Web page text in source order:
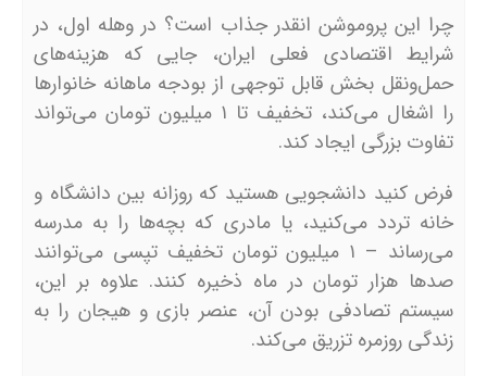
چرا این پروموشن انقدر جذاب است؟ در وهله اول، در
شرایط اقتصادی فعلی ایران، جایی که هزینه‌های
حمل‌ونقل بخش قابل توجهی از بودجه ماهانه خانوارها
را اشغال می‌کند، تخفیف تا ۱ میلیون تومان می‌تواند
تفاوت بزرگی ایجاد کند.
فرض کنید دانشجویی هستید که روزانه بین دانشگاه و
خانه تردد می‌کنید، یا مادری که بچه‌ها را به مدرسه
می‌رساند – ۱ میلیون تومان تخفیف تپسی می‌توانند
صدها هزار تومان در ماه ذخیره کنند. علاوه بر این،
سیستم تصادفی بودن آن، عنصر بازی و هیجان را به
زندگی روزمره تزریق می‌کند.